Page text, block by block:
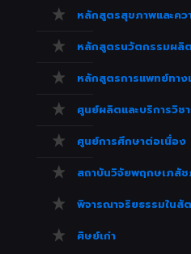
หลักสูตรสุขภาพและคว
หลักสูตรนวัตกรรมผ
หลักสูตรการแพทย์ทาง
ศูนย์ผลิตและบริการวิ
ศูนย์การศึกษาต่อเนื่อง
สถาบันวิจัยพฤกษเภสั
พิจารณาจริยธรรมในสั
ศิษย์เก่า